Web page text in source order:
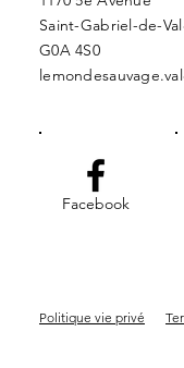
Saint-Gabriel-de-
G0A 4S0
Facebook
Politique vie privé